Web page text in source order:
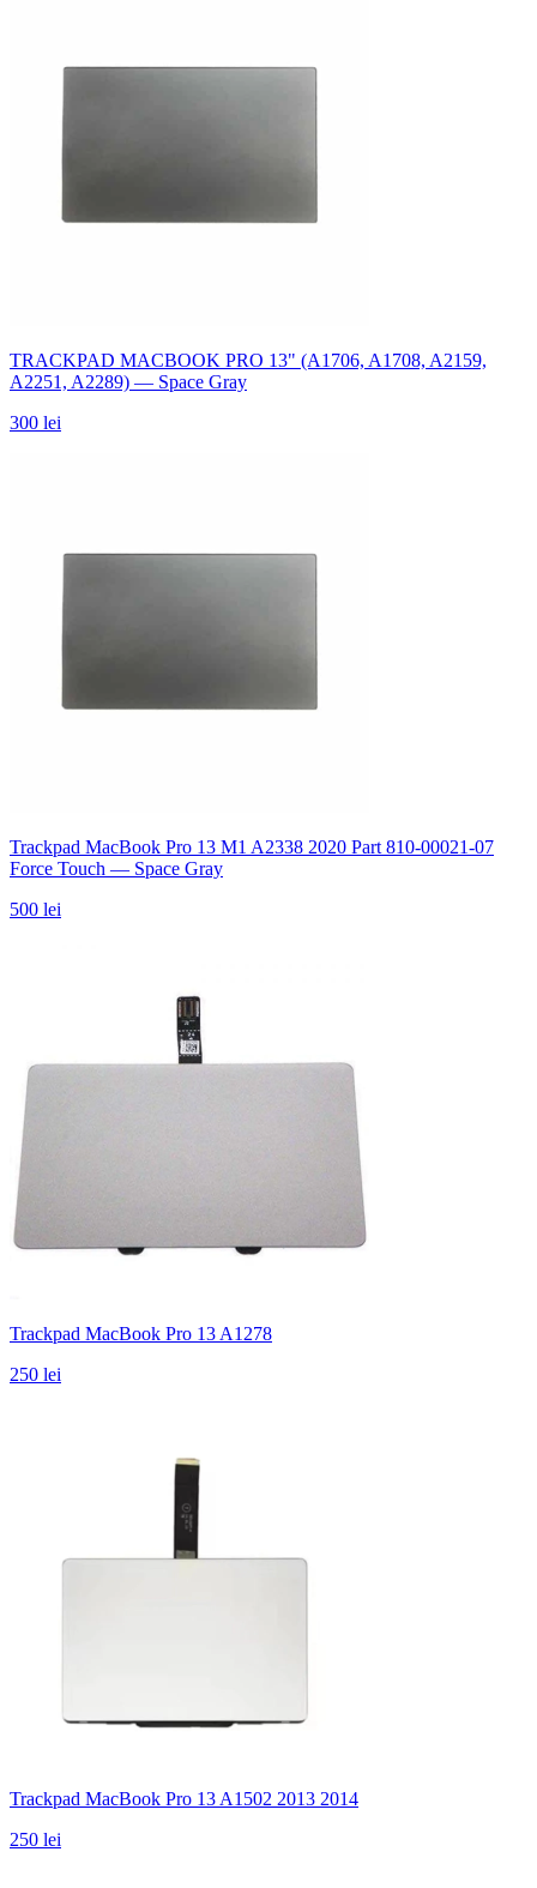
TRACKPAD MACBOOK PRO 13" (A1706, A1708, A2159,
A2251, A2289) — Space Gray
300 lei
Trackpad MacBook Pro 13 M1 A2338 2020 Part 810-00021-07
Force Touch — Space Gray
500 lei
Trackpad MacBook Pro 13 A1278
250 lei
Trackpad MacBook Pro 13 A1502 2013 2014
250 lei